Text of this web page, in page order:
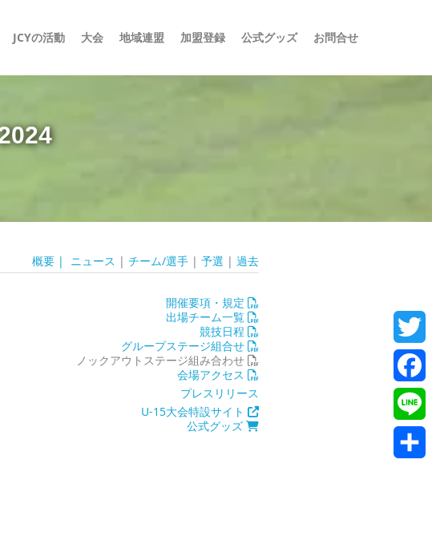
JCYの活動 大会 地域連盟 加盟登録 公式グッズ お問合せ
概要 | ニュース | チーム/選手 | 予選 | 過去
開催要項・規定
出場チーム一覧
競技日程
グループステージ組合せ
ノックアウトステージ組み合わせ
会場アクセス
プレスリリース
U-15大会特設サイト
公式グッズ
Line